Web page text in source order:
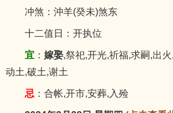
冲煞：沖羊(癸未)煞东
十二值日：开执位
宜： 嫁娶,祭祀,开光,祈福,求嗣,出
动土,破土,谢土
忌 ：合帐,开市,安葬,入殓